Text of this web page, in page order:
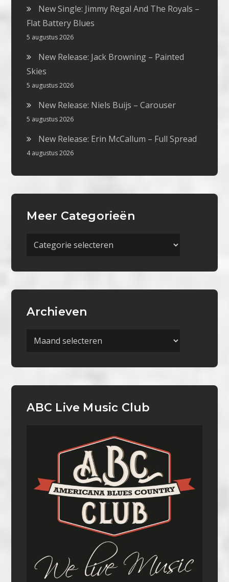
New Single: Jimmy Regal And The Royals –
Flat Battery Blues
5 augustus 2026
New Release: Jack Browning – Painted
Skies
5 augustus 2026
New Release: Niels Buijs – Carouser
5 augustus 2026
New Release: Erin McCallum – Full Spread
4 augustus 2026
Meer Categorieën
Meer
Archieven
Archieven
ABC Live Music Club